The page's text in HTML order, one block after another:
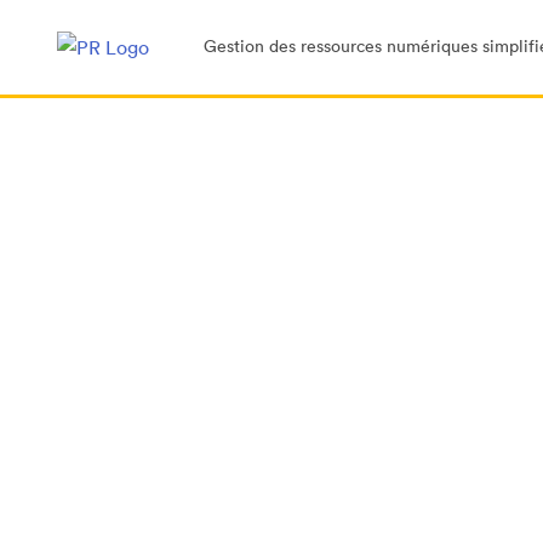
Gestion des ressources numériques